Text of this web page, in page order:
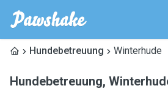
Hundebetreuung Winterhude
Hundebetreuung,